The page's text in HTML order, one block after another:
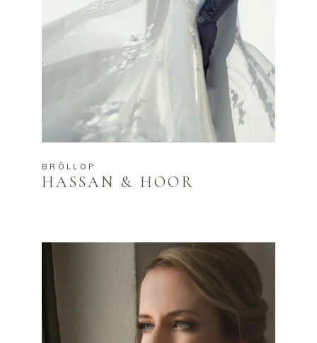
BRÖLLOP
HASSAN & HOOR